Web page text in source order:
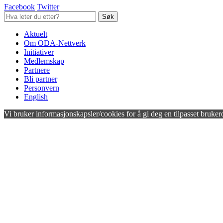
Facebook Twitter
Aktuelt
Om ODA-Nettverk
Initiativer
Medlemskap
Partnere
Bli partner
Personvern
English
Vi bruker informasjonskapsler/cookies for å gi deg en tilpasset